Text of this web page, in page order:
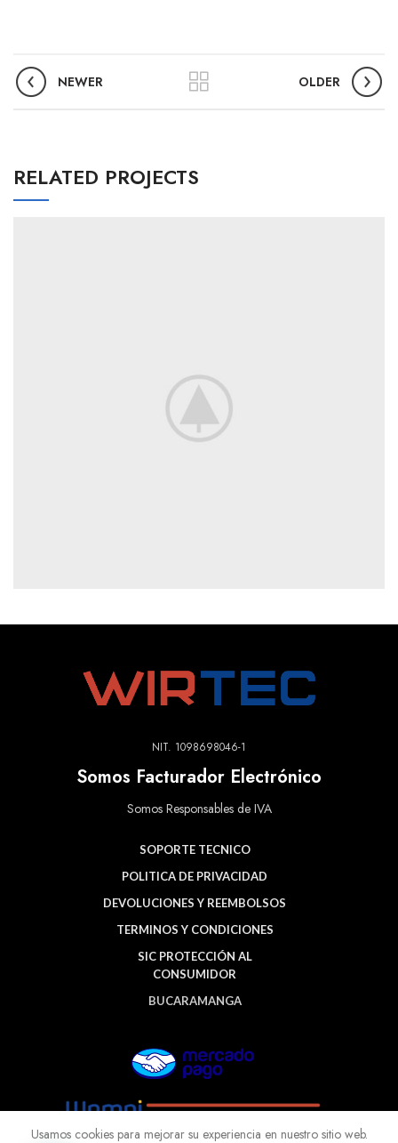
NEWER OLDER
RELATED PROJECTS
NIT. 1098698046-1
Somos Facturador Electrónico
Somos Responsables de IVA
SOPORTE TECNICO
POLITICA DE PRIVACIDAD
DEVOLUCIONES Y REEMBOLSOS
TERMINOS Y CONDICIONES
SIC PROTECCIÓN AL
CONSUMIDOR
BUCARAMANGA
Usamos cookies para mejorar su experiencia en nuestro sitio web.